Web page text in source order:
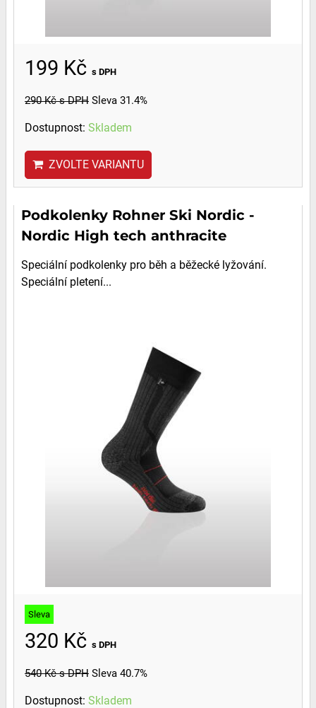
199 Kč s DPH
290 Kčs DPH Sleva 31.4%
Dostupnost: Skladem
ZVOLTE VARIANTU
Podkolenky Rohner Ski Nordic -
Nordic High tech anthracite
Speciální podkolenky pro běh a běžecké lyžování.
Speciální pletení...
Sleva
320 Kč s DPH
540 Kčs DPH Sleva 40.7%
Dostupnost: Skladem